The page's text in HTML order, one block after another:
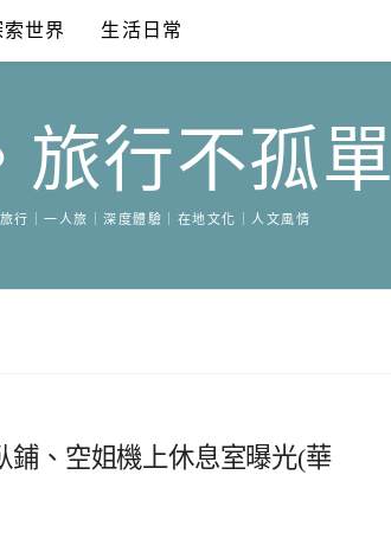
索世界 生活日常
旅行不孤單
行｜一人旅｜深度體驗｜在地文化｜人文風情
鋪、空姐機上休息室曝光(華